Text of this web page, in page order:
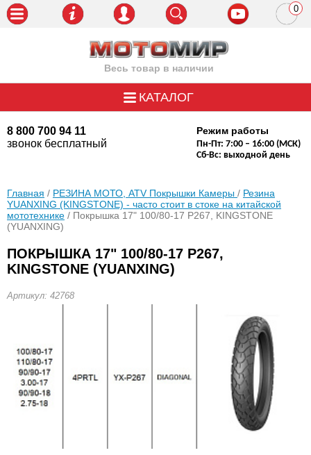
Весь товар в наличии
8 800 700 94 11
звонок бесплатный
Режим работы
Пн-Пт: 7:00 – 16:00 (МСК)
Сб-Вс: выходной день
0
КАТАЛОГ
Главная / РЕЗИНА МОТО, ATV Покрышки Камеры / Резина
YUANXING (KINGSTONE) - часто стоит в стоке на китайской
мототехнике / Покрышка 17" 100/80-17 P267, KINGSTONE
(YUANXING)
ПОКРЫШКА 17" 100/80-17 P267,
KINGSTONE (YUANXING)
Артикул: 42768